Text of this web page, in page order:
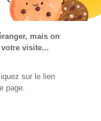
mais on
visite...
sur le lien
page.
RSE